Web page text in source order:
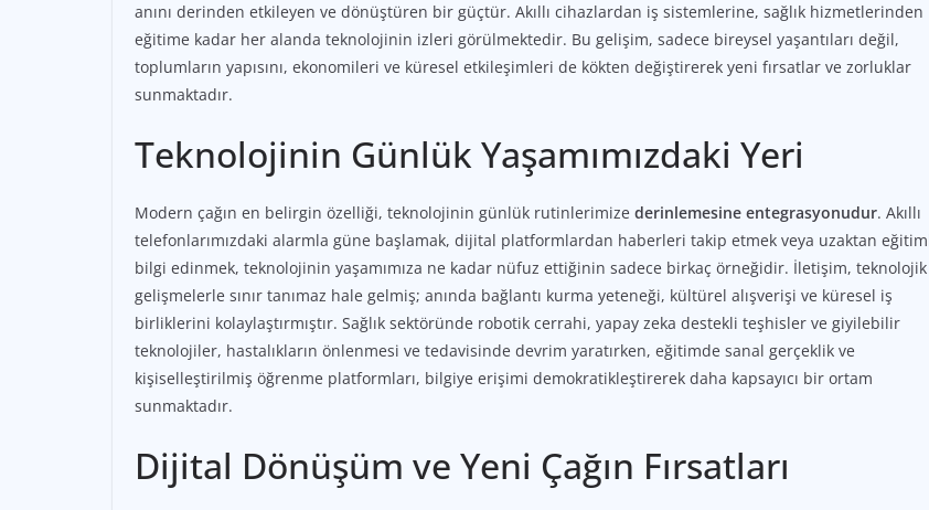
anını derinden etkileyen ve dönüştüren bir güçtür. Akıllı cihazlardan iş sistemlerine, sağlık hizmetlerinden
eğitime kadar her alanda teknolojinin izleri görülmektedir. Bu gelişim, sadece bireysel yaşantıları değil,
toplumların yapısını, ekonomileri ve küresel etkileşimleri de kökten değiştirerek yeni fırsatlar ve zorluklar
sunmaktadır.
Teknolojinin Günlük Yaşamımızdaki Yeri
Modern çağın en belirgin özelliği, teknolojinin günlük rutinlerimize derinlemesine entegrasyonudur. Akıllı
telefonlarımızdaki alarmla güne başlamak, dijital platformlardan haberleri takip etmek veya uzaktan
bilgi edinmek, teknolojinin yaşamımıza ne kadar nüfuz ettiğinin sadece birkaç örneğidir. İletişim, teknolojik
gelişmelerle sınır tanımaz hale gelmiş; anında bağlantı kurma yeteneği, kültürel alışverişi ve küresel iş
birliklerini kolaylaştırmıştır. Sağlık sektöründe robotik cerrahi, yapay zeka destekli teşhisler ve giyilebilir
teknolojiler, hastalıkların önlenmesi ve tedavisinde devrim yaratırken, eğitimde sanal gerçeklik ve
kişiselleştirilmiş öğrenme platformları, bilgiye erişimi demokratikleştirerek daha kapsayıcı bir ortam
sunmaktadır.
Dijital Dönüşüm ve Yeni Çağın Fırsatları